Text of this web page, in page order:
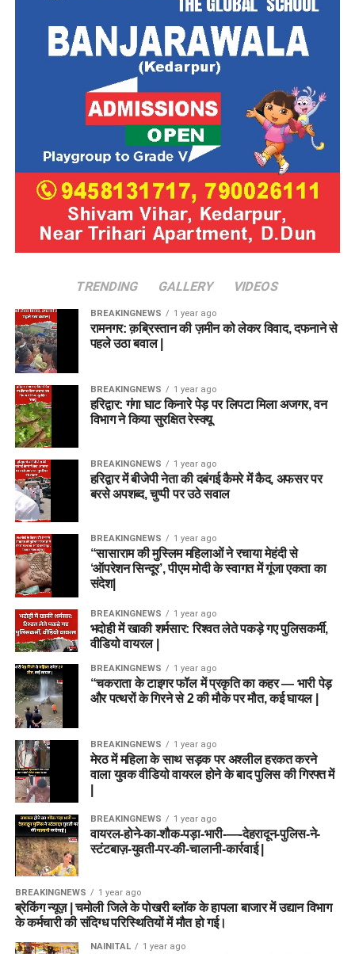
TRENDING GALLERY VIDEOS
BREAKINGNEWS 1 year ago
रामनगर: क़ब्रिस्तान की ज़मीन को लेकर विवाद, दफनाने से
पहले उठा बवाल |
BREAKINGNEWS 1 year ago
हरिद्वार: गंगा घाट किनारे पेड़ पर लिपटा मिला अजगर, वन
विभाग ने किया सुरक्षित रेस्क्यू
BREAKINGNEWS 1 year ago
हरिद्वार में बीजेपी नेता की दबंगई कैमरे में कैद, अफसर पर
बरसे अपशब्द, चुप्पी पर उठे सवाल
BREAKINGNEWS 1 year ago
“सासाराम की मुस्लिम महिलाओं ने रचाया मेहंदी से
‘ऑपरेशन सिन्दूर’, पीएम मोदी के स्वागत में गूंजा एकता का
संदेश|
BREAKINGNEWS 1 year ago
भदोही में खाकी शर्मसार: रिश्वत लेते पकड़े गए पुलिसकर्मी,
वीडियो वायरल |
BREAKINGNEWS 1 year ago
“चकराता के टाइगर फॉल में प्रकृति का कहर — भारी पेड़
और पत्थरों के गिरने से 2 की मौके पर मौत, कई घायल |
BREAKINGNEWS 1 year ago
मेरठ में महिला के साथ सड़क पर अश्लील हरकत करने
वाला युवक वीडियो वायरल होने के बाद पुलिस की गिरफ्त में
BREAKINGNEWS 1 year ago
वायरल-होने-का-शौक-पड़ा-भारी-—-देहरादून-पुलिस-ने-
स्टंटबाज़-युवती-पर-की-चालानी-कार्रवाई |
BREAKINGNEWS 1 year ago
ब्रेकिंग न्यूज़ | चमोली जिले के पोखरी ब्लॉक के हापला बाजार में उद्यान विभाग
के कर्मचारी की संदिग्ध परिस्थितियों में मौत हो गई।
NAINITAL 1 year ago